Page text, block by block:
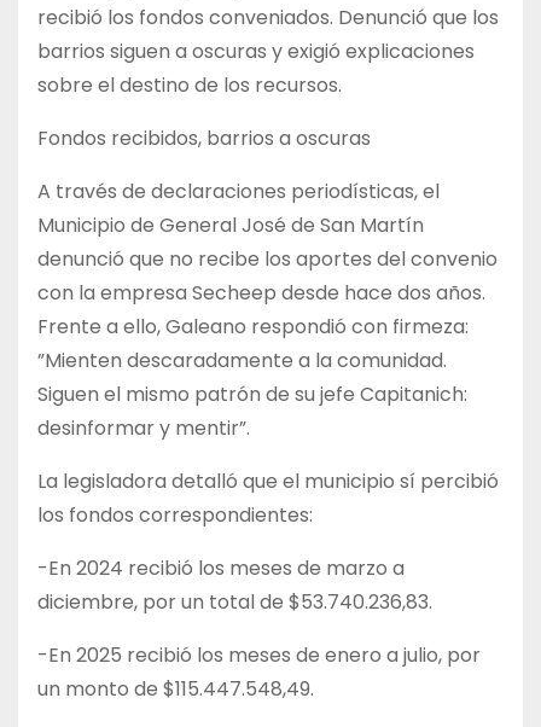
recibió los fondos conveniados. Denunció que los
barrios siguen a oscuras y exigió explicaciones
sobre el destino de los recursos.
Fondos recibidos, barrios a oscuras
A través de declaraciones periodísticas, el
Municipio de General José de San Martín
denunció que no recibe los aportes del convenio
con la empresa Secheep desde hace dos años.
Frente a ello, Galeano respondió con firmeza:
”Mienten descaradamente a la comunidad.
Siguen el mismo patrón de su jefe Capitanich:
desinformar y mentir”.
La legisladora detalló que el municipio sí percibió
los fondos correspondientes:
-En 2024 recibió los meses de marzo a
diciembre, por un total de $53.740.236,83.
-En 2025 recibió los meses de enero a julio, por
un monto de $115.447.548,49.